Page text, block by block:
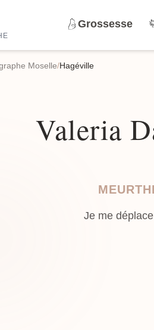
Grossesse
Moselle/Hagéville
Valeria
Je me